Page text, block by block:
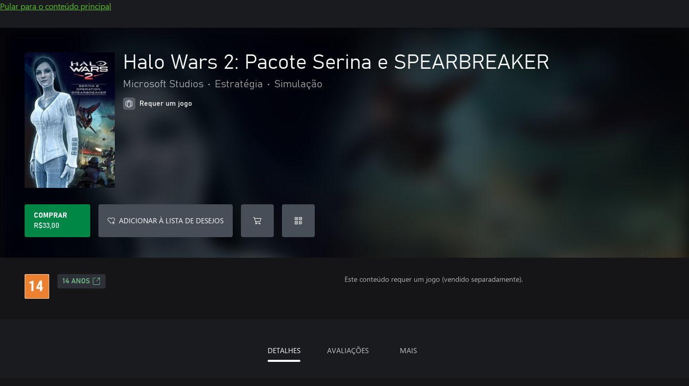
Pular para o conteúdo principal
Halo Wars 2: Pacote Serina e SPEARBREAKER
Microsoft Studios • Estratégia • Simulação
Requer um jogo
COMPRAR
R$33,00
ADICIONAR À LISTA DE DESEJOS
14 ANOS Este conteúdo requer um jogo (vendido separadamente).
DETALHES AVALIAÇÕES MAIS